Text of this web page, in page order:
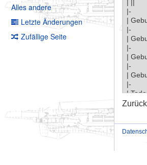
Alles andere
Letzte Änderungen
Zufällige Seite